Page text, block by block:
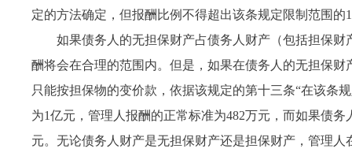
定的方法确定，但报酬比例不得超出该条规定限制范围
如果债务人的无担保财产占债务人财产（包括担保
酬将会在合理的范围内。但是，如果在债务人的无担保
只能按担保物的变价款，依据该规定的第十三条“在该条
为1亿元，管理人报酬的正常标准为482万元，而如果债
元。无论债务人财产是无担保财产还是担保财产，管理